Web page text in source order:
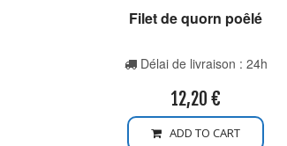
Filet de quorn poêlé
Délai de livraison : 24h
12,20 €
ADD TO CART